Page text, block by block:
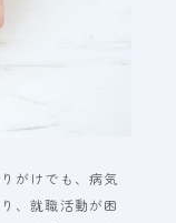
がけでも、病気
、就職活動が困